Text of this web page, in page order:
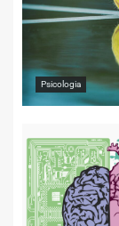
Psicologia